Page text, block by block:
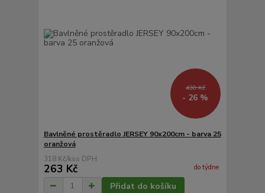
430 Kč
- 26 %
Bavlněné prostěradlo JERSEY 90x200cm - barva 25
oranžová
318 Kč/ks
263 Kč do týdne
Přidat do košíku